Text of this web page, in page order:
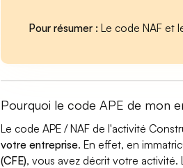
Pour résumer : Le code NAF et
Pourquoi le code APE de mon
Le code APE / NAF de l'activité
votre entreprise. En effet, en
(CFE), vous avez décrit votre activité.